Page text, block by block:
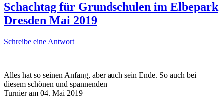
Schachtag für Grundschulen im Elbepark
Dresden Mai 2019
Schreibe eine Antwort
Alles hat so seinen Anfang, aber auch sein Ende. So auch bei
diesem schönen und spannenden
Turnier am 04. Mai 2019